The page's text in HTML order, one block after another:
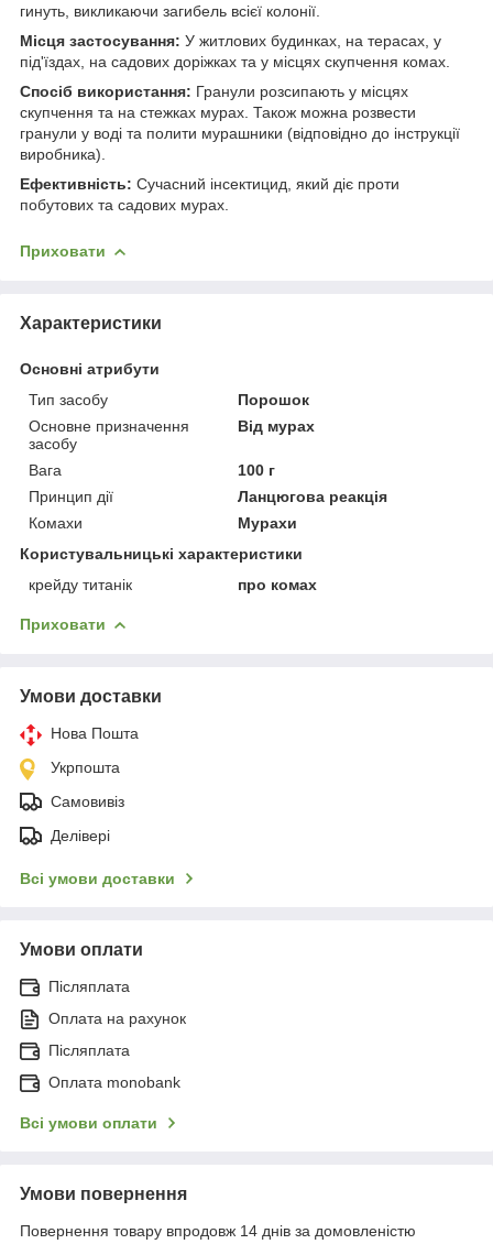
гинуть, викликаючи загибель всієї колонії.
Місця застосування: У житлових будинках, на терасах, у
під'їздах, на садових доріжках та у місцях скупчення комах.
Спосіб використання: Гранули розсипають у місцях
скупчення та на стежках мурах. Також можна розвести
гранули у воді та полити мурашники (відповідно до інструкції
виробника).
Ефективність: Сучасний інсектицид, який діє проти
побутових та садових мурах.
Приховати
Характеристики
Основні атрибути
Тип засобу
Порошок
Основне призначення
засобу
Від мурах
Вага
100 г
Принцип дії
Ланцюгова реакція
Комахи
Мурахи
Користувальницькі характеристики
крейду титанік
про комах
Приховати
Умови доставки
Нова Пошта
Укрпошта
Самовивіз
Делівері
Всі умови доставки
Умови оплати
Післяплата
Оплата на рахунок
Післяплата
Оплата monobank
Всі умови оплати
Умови повернення
Повернення товару впродовж 14 днів за домовленістю